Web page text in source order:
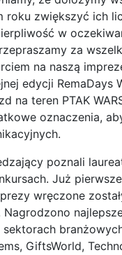
roku zwiększyć ich
w
za
na naszą
edycji RemaDays
na teren PTAK
oznaczenia,
poznali
Już
wręczone
Nagrodzono
GiftsWorld,